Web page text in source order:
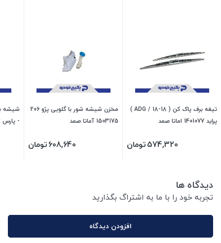
تیغه برف پاک کن ( ADG / 18-18 )
پراید 1401077 اماتا صمد
574,320تومان
مخزن شیشه شور با گلویی پژو 206
1503175 آماتا صمد
608,640تومان
- پارس 416003 جی ای اس پی
دیدگاه ها
تجربه خود را با ما به اشتراگ بگذارید
افزودن دیدگاه